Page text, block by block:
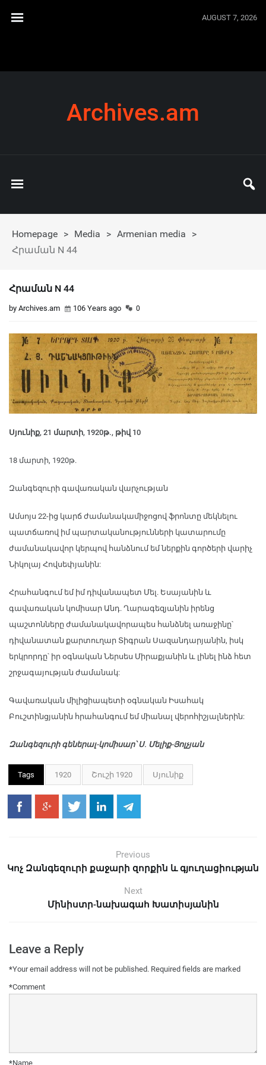
AUGUST 7, 2026
Archives.am
Homepage > Media > Armenian media
>
Հրաման N 44
Հրաման N 44
by Archives.am 106 Years ago 0
Սյունիք, 21 մարտի, 1920թ., թիվ 10
18 մարտի, 1920թ.
Զանգեզուրի գավառական վարչության
Ամսոյս 22-ից կարճ ժամանակամիջոցով ֆրոնտը մեկնելու
պատճառով իմ պարտականությունների կատարումը
ժամանակավոր կերպով հանձնում եմ ներքին գործերի վարիչ
Նիկոլայ Հովսեփյանին:
Հրահանգում եմ իմ դիվանապետ Մել. Եսայանին և
գավառական կոմիսար Անդ. Ղարագեզյանին իրենց
պաշտոնները ժամանակավորապես հանձնել առաջինը՝
դիվանատան քարտուղար Տիգրան Սազանդարյանին, իսկ
երկրորդը՝ իր օգնական Ներսես Միրաքյանին և լինել ինձ հետ
շրջագայության ժամանակ:
Գավառական միլիցիապետի օգնական Իսահակ
Բուշտինցյանին հրահանգում եմ միանալ վերոհիշյալներին:
Զանգեզուրի գեներալ-կոմիսար՝ Ս. Մելիք-Յոլչյան
Tags 1920 Շուշի 1920 Սյունիք
Previous
Կոչ Զանգեզուրի քաջարի զորքին և գյուղացիության
Next
Մինիստր-նախագահ Խատիսյանին
Leave a Reply
Your email address will not be published. Required fields are marked
*
Comment
*
Name
*